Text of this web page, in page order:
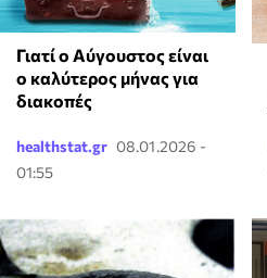
Γιατί ο Αύγουστος είναι
ο καλύτερος μήνας για
διακοπές
healthstat.gr 08.01.2026 -
01:55